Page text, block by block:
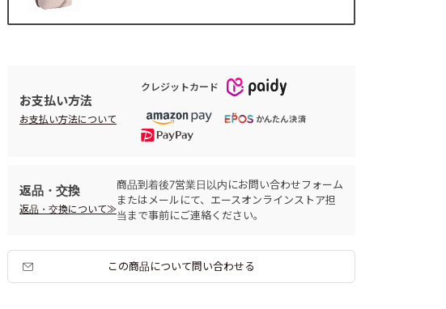
この商品について問い合わせる
返品・交換
返品・交換について≫
商品到着後7営業日以内にお問い合わせフォーム
またはメールにて、エースオンラインストア担
当まで事前にご連絡ください。
お支払い方法
お支払い方法について
クレジットカード